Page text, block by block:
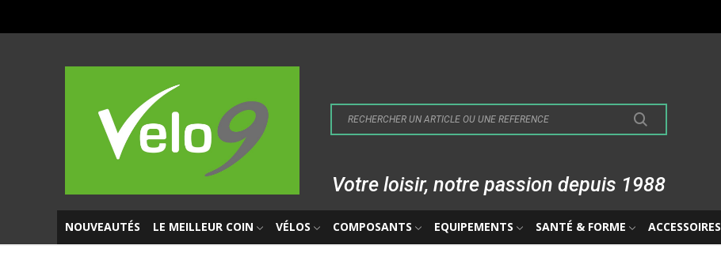
Votre loisir, notre passion depuis 1988
NOUVEAUTÉS LE MEILLEUR COIN VÉLOS COMPOSANTS EQUIPEMENTS SANTÉ & FORME ACCESSOIRES